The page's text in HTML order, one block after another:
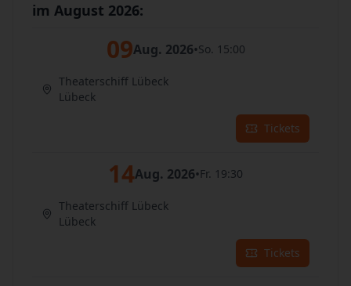
im August 2026:
09Aug. 2026•So. 15:00
Theaterschiff Lübeck
Lübeck
Tickets
14Aug. 2026•Fr. 19:30
Theaterschiff Lübeck
Lübeck
Tickets